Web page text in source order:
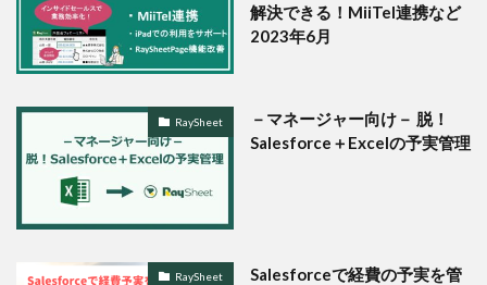
解決できる！MiiTel連携など
2023年6月
RaySheet
－マネージャー向け－ 脱！
Salesforce＋Excelの予実管理
RaySheet
Salesforceで経費の予実を管